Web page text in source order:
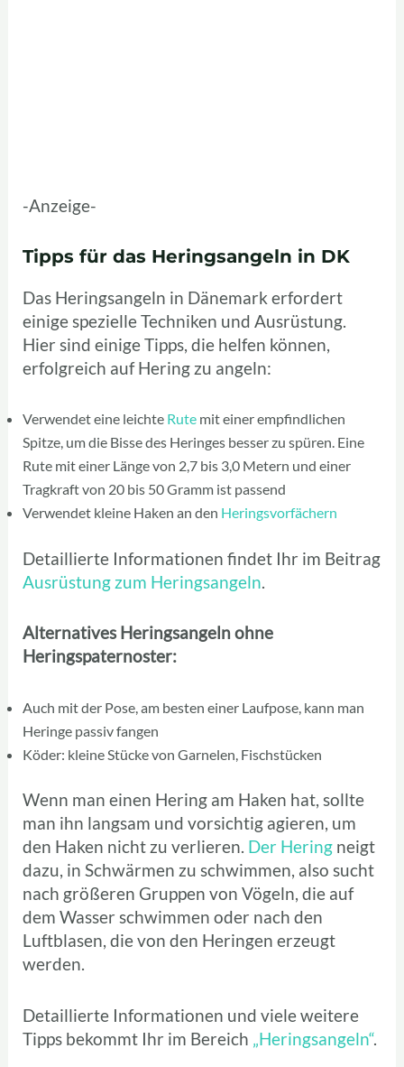
-Anzeige-
Tipps für das Heringsangeln in DK
Das Heringsangeln in Dänemark erfordert
einige spezielle Techniken und Ausrüstung.
Hier sind einige Tipps, die helfen können,
erfolgreich auf Hering zu angeln:
Verwendet eine leichte Rute mit einer empfindlichen
Spitze, um die Bisse des Heringes besser zu spüren. Eine
Rute mit einer Länge von 2,7 bis 3,0 Metern und einer
Tragkraft von 20 bis 50 Gramm ist passend
Verwendet kleine Haken an den Heringsvorfächern
Detaillierte Informationen findet Ihr im Beitrag
Ausrüstung zum Heringsangeln.
Alternatives Heringsangeln ohne
Heringspaternoster:
Auch mit der Pose, am besten einer Laufpose, kann man
Heringe passiv fangen
Köder: kleine Stücke von Garnelen, Fischstücken
Wenn man einen Hering am Haken hat, sollte
man ihn langsam und vorsichtig agieren, um
den Haken nicht zu verlieren. Der Hering neigt
dazu, in Schwärmen zu schwimmen, also sucht
nach größeren Gruppen von Vögeln, die auf
dem Wasser schwimmen oder nach den
Luftblasen, die von den Heringen erzeugt
werden.
Detaillierte Informationen und viele weitere
Tipps bekommt Ihr im Bereich „Heringsangeln“.